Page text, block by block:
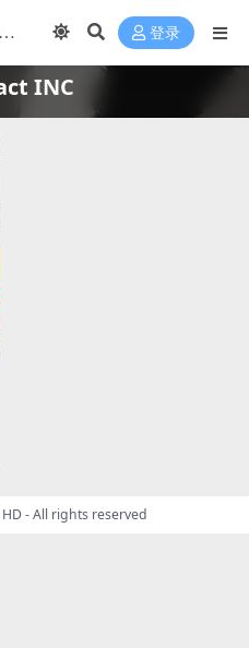
登录
INC
HD- All rights reserved